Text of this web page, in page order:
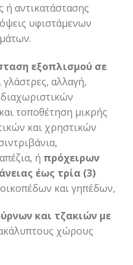
αντικατάστασης
υφιστάμενων
εξοπλισμού σε
αλλαγή,
τοποθέτηση μικρής
και χρηστικών
ή πρόχειρων
έως τρία (3)
και γηπέδων,
και τζακιών με
χώρους